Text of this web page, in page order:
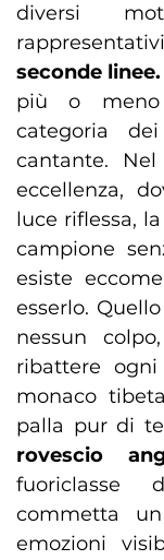
diversi
seconde linee.
più o meno
categoria
cantante.
eccellenza,
luce riflessa,
campione
esiste
esserlo.
nessun
ribattere
monaco
palla pur di
rovescio
fuoriclasse
commetta
emozioni